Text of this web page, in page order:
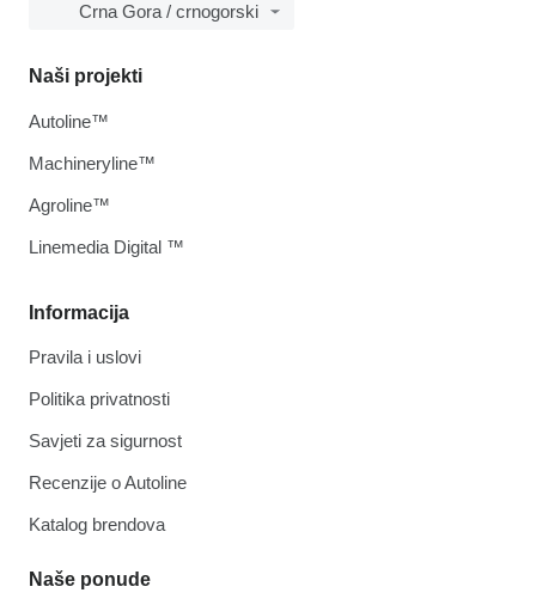
Crna Gora / crnogorski
Informacija
Pravila i uslovi
Politika privatnosti
Savjeti za sigurnost
Recenzije o Autoline
Katalog brendova
Naše ponude
Naši projekti
Autoline™
Machineryline™
Agroline™
Linemedia Digital ™